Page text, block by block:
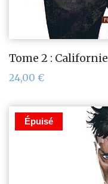
Tome 2 : Californie
24,00 €
Épuisé